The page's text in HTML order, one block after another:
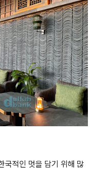
국적인 멋을 담기 위해 많